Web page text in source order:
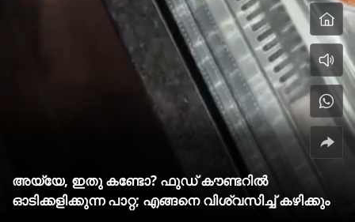
അയ്യേ, ഇതു കണ്ടോ? ഫുഡ് കൗണ്ടറില്‍
ഓടിക്കളിക്കുന്ന പാറ്റ; എങ്ങനെ വിശ്വസിച്ച് കഴിക്കും